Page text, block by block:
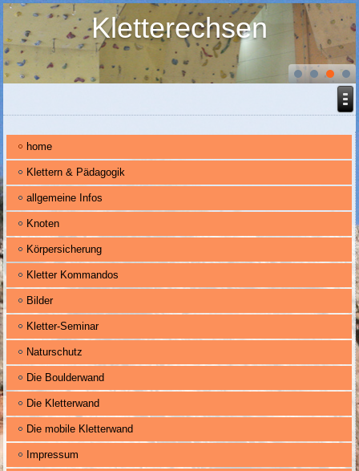
Kletterechsen
home
Klettern & Pädagogik
allgemeine Infos
Knoten
Körpersicherung
Kletter Kommandos
Bilder
Kletter-Seminar
Naturschutz
Die Boulderwand
Die Kletterwand
Die mobile Kletterwand
Impressum